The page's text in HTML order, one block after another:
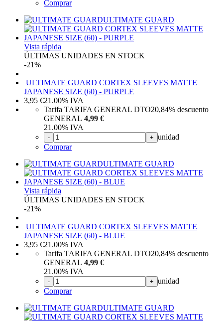
Comprar
ULTIMATE GUARD
Vista rápida
ÚLTIMAS UNIDADES EN STOCK
-21%
ULTIMATE GUARD CORTEX SLEEVES MATTE
JAPANESE SIZE (60) - PURPLE
3,95 €21.00% IVA
Tarifa TARIFA GENERAL DTO20,84% descuento
GENERAL 4,99 €
21.00% IVA
- + unidad
Comprar
ULTIMATE GUARD
Vista rápida
ÚLTIMAS UNIDADES EN STOCK
-21%
ULTIMATE GUARD CORTEX SLEEVES MATTE
JAPANESE SIZE (60) - BLUE
3,95 €21.00% IVA
Tarifa TARIFA GENERAL DTO20,84% descuento
GENERAL 4,99 €
21.00% IVA
- + unidad
Comprar
ULTIMATE GUARD